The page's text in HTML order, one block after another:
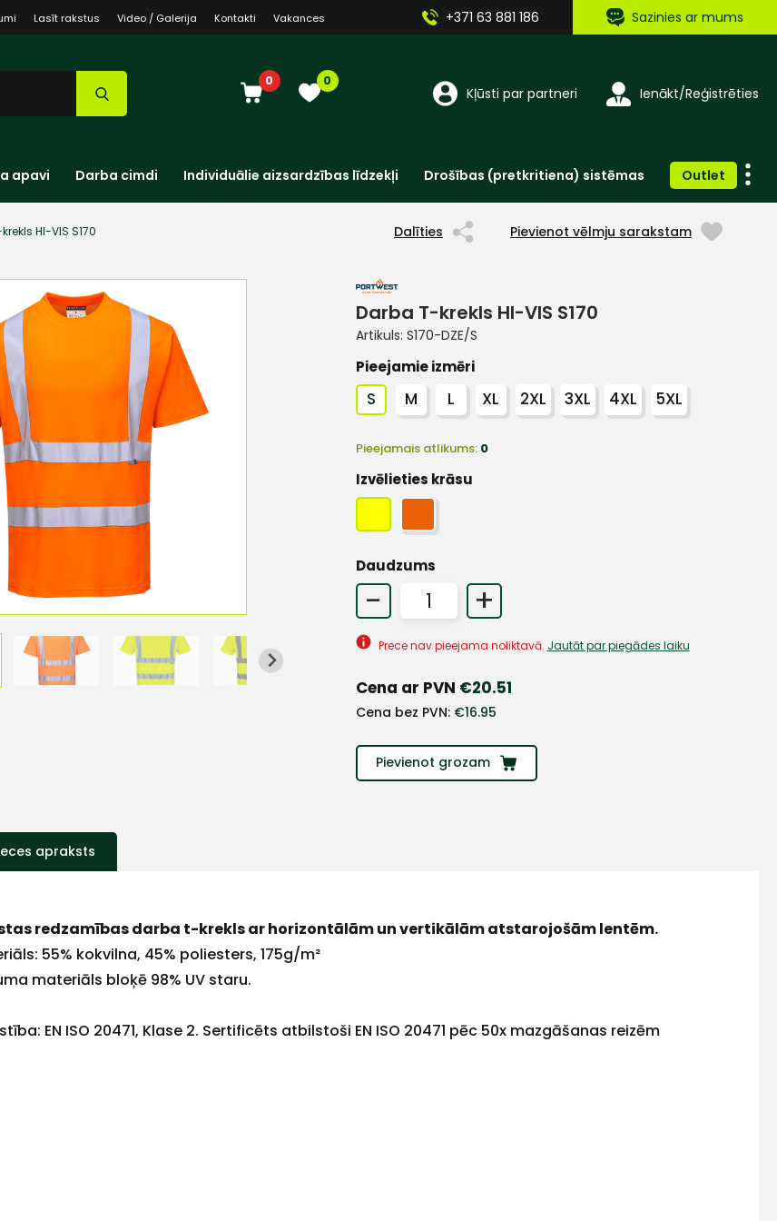
Lasīt rakstus Video / Galerija Kontakti Vakances +371 63 881 186 Sazinies ar mums
0 0
Kļūsti par partneri Ienākt/Reģistrēties
apavi Darba cimdi Individuālie aizsardzības līdzekļi Drošības (pretkritiena) sistēmas Outlet
HI-VIS S170 Dalīties Pievienot vēlmju sarakstam
Darba T-krekls HI-VIS S170
Artikuls: S170-DZE/S
Pieejamie izmēri
S M L XL 2XL 3XL 4XL 5XL
Pieejamais atlikums: 0
Izvēlieties krāsu
Daudzums
- +
Prece nav pieejama noliktavā. Jautāt par piegādes laiku
Cena ar PVN €20.51
Cena bez PVN: €16.95
Pievienot grozam
apraksts
redzamības darba t-krekls ar horizontālām un vertikālām atstarojošām lentēm.
55% kokvilna, 45% poliesters, 175g/m²
materiāls bloķē 98% UV staru.
EN ISO 20471, Klase 2. Sertificēts atbilstoši EN ISO 20471 pēc 50x mazgāšanas reizēm
+